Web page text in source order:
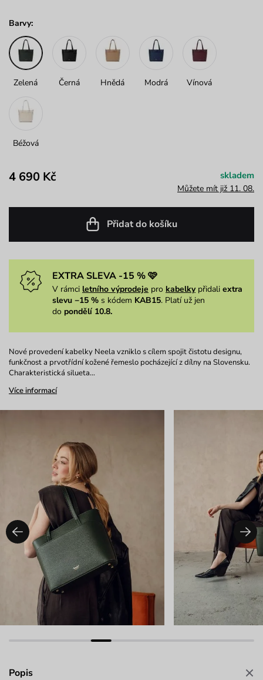
Barvy:
Zelená Černá Hnědá Modrá Vínová
Béžová
4 690 Kč skladem
Můžete mít již 11. 08.
Přidat do košíku
EXTRA SLEVA -15 % 🩷
V rámci letního výprodeje pro kabelkypřidali extra
slevu −15 % s kódem KAB15. Platí už jen
do pondělí 10.8.
Nové provedení kabelky Neela vzniklo s cílem spojit čistotu designu,
funkčnost a prvotřídní kožené řemeslo pocházející z dílny na Slovensku.
Charakteristická silueta…
Více informací
Popis